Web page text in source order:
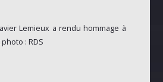
Lemieux a rendu hommage à
: RDS